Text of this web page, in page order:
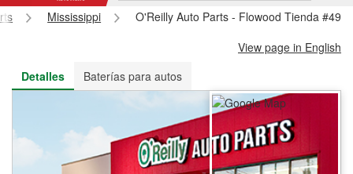
Mississippi
O'Reilly Auto Parts - Flowood Tienda
View page in English
Detalles
Baterías para autos